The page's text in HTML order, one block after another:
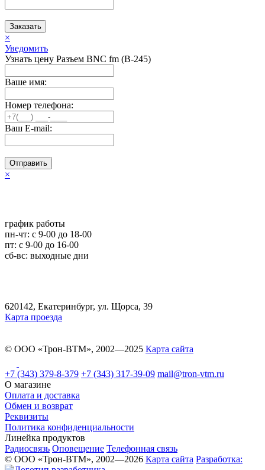
Заказать
×
Уведомить
Узнать цену Разъем BNC fm (B-245)
Ваше имя:
Номер телефона:
Ваш E-mail:
Отправить
×
график работы
пн-чт: c 9-00 до 18-00
пт: с 9-00 до 16-00
сб-вс: выходные дни
620142, Екатеринбург, ул. Щорса, 39
Карта проезда
© ООО «Трон-ВТМ», 2002—2025 Карта сайта
+7 (343) 379-8-379 +7 (343) 317-39-09 mail@tron-vtm.ru
О магазине
Оплата и доставка
Обмен и возврат
Реквизиты
Политика конфиденциальности
Линейка продуктов
Радиосвязь Оповещение Телефонная связь
© ООО «Трон-ВТМ», 2002—2026 Карта сайта Разработка: